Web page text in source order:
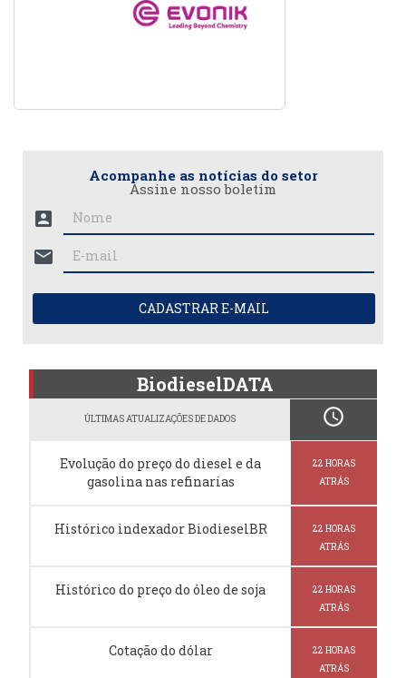
Acompanhe as notícias do setor
Assine nosso boletim
account_box
mail
CADASTRAR E-MAIL
BiodieselDATA
ÚLTIMAS ATUALIZAÇÕES DE DADOS schedule
Evolução do preço do diesel e da
gasolina nas refinarias
22 HORAS
ATRÁS
Histórico indexador BiodieselBR
22 HORAS
ATRÁS
Histórico do preço do óleo de soja
22 HORAS
ATRÁS
Cotação do dólar
22 HORAS
ATRÁS